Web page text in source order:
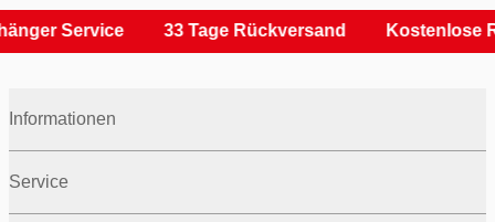
Service 33 Tage Rückversand Kostenlose
Informationen
Service